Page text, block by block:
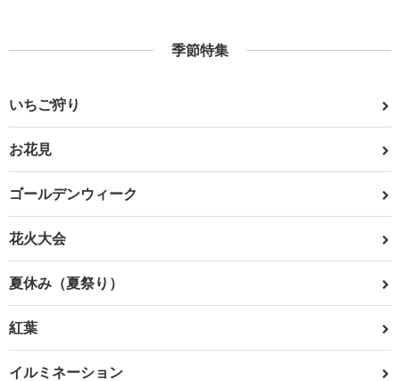
季節特集
いちご狩り
お花見
ゴールデンウィーク
花火大会
夏休み（夏祭り）
紅葉
イルミネーション